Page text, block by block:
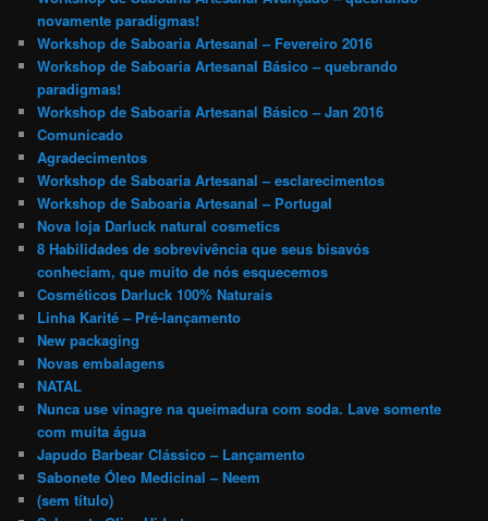
novamente paradigmas!
Workshop de Saboaria Artesanal – Fevereiro 2016
Workshop de Saboaria Artesanal Básico – quebrando
paradigmas!
Workshop de Saboaria Artesanal Básico – Jan 2016
Comunicado
Agradecimentos
Workshop de Saboaria Artesanal – esclarecimentos
Workshop de Saboaria Artesanal – Portugal
Nova loja Darluck natural cosmetics
8 Habilidades de sobrevivência que seus bisavós
conheciam, que muito de nós esquecemos
Cosméticos Darluck 100% Naturais
Linha Karité – Pré-lançamento
New packaging
Novas embalagens
NATAL
Nunca use vinagre na queimadura com soda. Lave somente
com muita água
Japudo Barbear Clássico – Lançamento
Sabonete Óleo Medicinal – Neem
(sem título)